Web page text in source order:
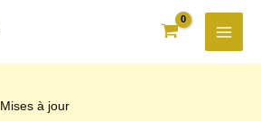
Mises à jour